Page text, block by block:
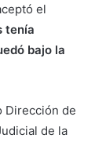
el
tenía
bajo la
Dirección de
de la